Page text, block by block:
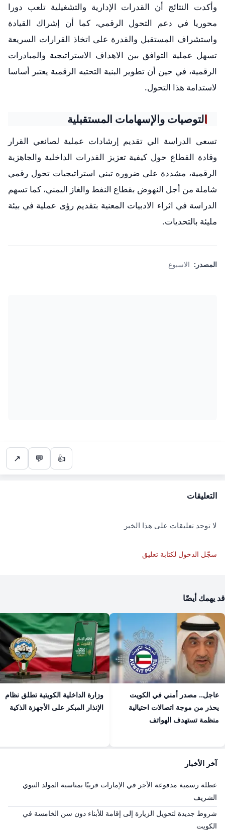
وأكدت النتائج أن القدرات الإدارية والتشغيلية تلعب دورا
محوريا في دعم التحول الرقمي، كما أن إشراك القيادة
واستشراف المستقبل والقدرة على اتخاذ القرارات السريعة
تسهل عملية التوافق بين الاهداف الاستراتيجية والمبادرات
الرقمية، في حين أن تطوير البنية التحتيه الرقمية يعتبر أساسا
لاستدامة هذا التحول.
التوصيات والإسهامات المستقبلية
تسعى الدراسة الي تقديم إرشادات عملية لصانعي القرار
وقادة القطاع حول كيفية تعزيز القدرات الداخلية والجاهزية
الرقمية، مشددة على ضروره تبني استراتيجيات تحول رقمي
شاملة من أجل النهوض بقطاع النفط والغاز اليمني، كما تسهم
الدراسة في اثراء الادبيات المعنية بتقديم رؤى عملية في بيئة
مليئة بالتحديات.
المصدر: الاسبوع
👍
💬
↗
التعليقات
لا توجد تعليقات على هذا الخبر
سجّل الدخول لكتابة تعليق
قد يهمك أيضًا
عاجل.. مصدر أمني في الكويت
يحذر من موجة اتصالات احتيالية
منظمة تستهدف الهواتف
وزارة الداخلية الكويتية تطلق نظام
الإنذار المبكر على الأجهزة الذكية
آخر الأخبار
عطلة رسمية مدفوعة الأجر في الإمارات قريبًا بمناسبة المولد النبوي
الشريف
شروط جديدة لتحويل الزيارة إلى إقامة للأبناء دون سن الخامسة في
الكويت